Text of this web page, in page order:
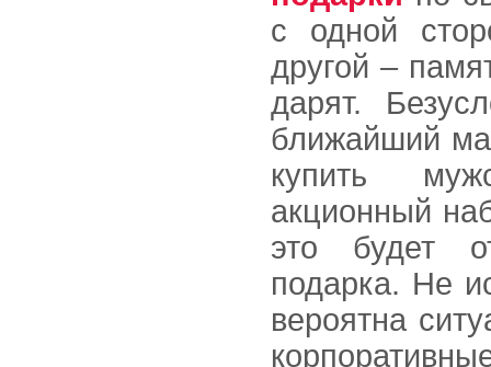
с одной
другой –
дарят.
ближайший
купить
акционный
это будет
подарка. Не
вероятна